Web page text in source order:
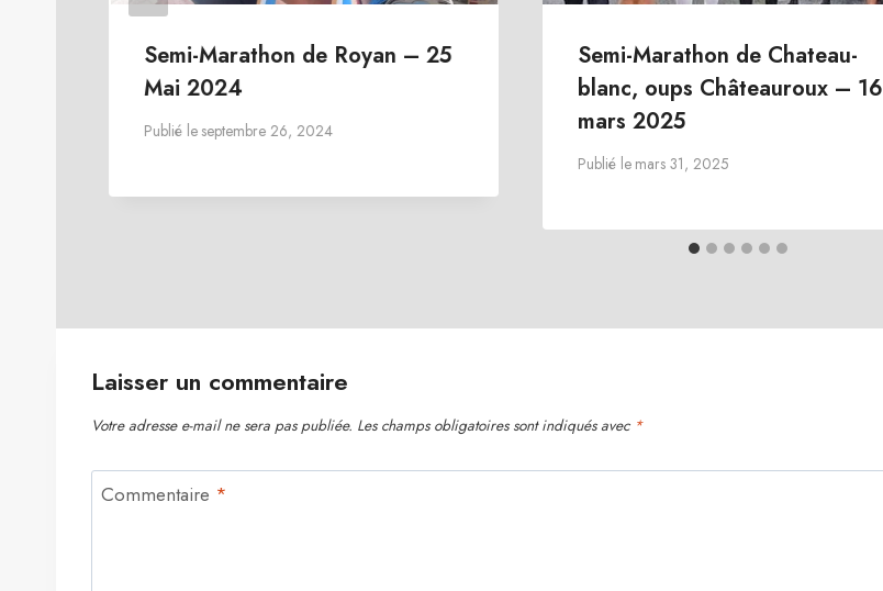
Semi-Marathon de Royan – 25
Mai 2024
Publié leseptembre 26, 2024
Semi-Marathon de Chateau-
blanc, oups Châteauroux – 16
mars 2025
Publié le mars 31, 2025
Laisser un commentaire
Votre adresse e-mail ne sera pas publiée. Les champs obligatoires sont indiqués avec *
Commentaire *